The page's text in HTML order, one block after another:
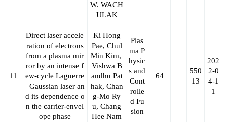
W. WACH
ULAK
11
Direct laser accele
ration of electrons
from a plasma mir
ror by an intense f
ew-cycle Laguerre
–Gaussian laser an
d its dependence o
n the carrier-envel
ope phase
Ki Hong
Pae, Chul
Min Kim,
Vishwa B
andhu Pat
hak, Chan
g-Mo Ry
u, Chang
Hee Nam
Plas
ma P
hysic
s and
Cont
rolle
d Fu
sion
64
550
13
202
2-0
4-1
1